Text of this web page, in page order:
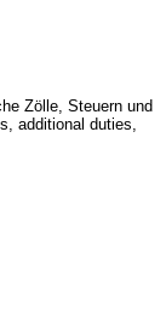
Zölle, Steuern und
additional duties,